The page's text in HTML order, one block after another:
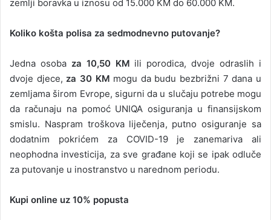
zemlji boravka u iznosu od 15.000 KM do 60.000 KM.
Koliko košta polisa za sedmodnevno putovanje?
Jedna osoba za 10,50 KM ili porodica, dvoje odraslih i
dvoje djece,za 30 KM mogu da budu bezbrižni 7 dana u
zemljama širom Evrope, sigurni da u slučaju potrebe mogu
da računaju na pomoć UNIQA osiguranja u finansijskom
smislu. Naspram troškova liječenja, putno osiguranje sa
dodatnim pokrićem za COVID-19 je zanemariva ali
neophodna investicija, za sve građane koji se ipak odluče
za putovanje u inostranstvo u narednom periodu.
Kupi online uz 10% popusta